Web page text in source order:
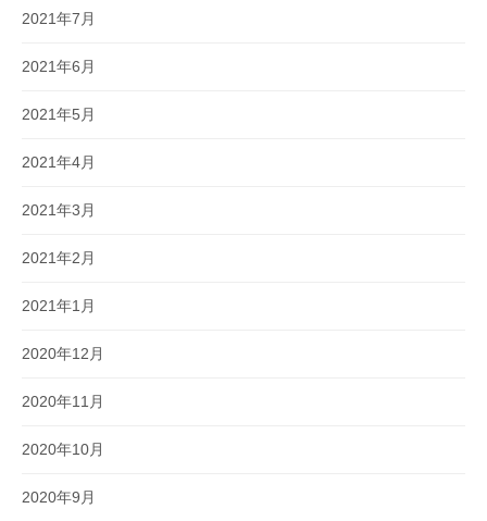
2021年7月
2021年6月
2021年5月
2021年4月
2021年3月
2021年2月
2021年1月
2020年12月
2020年11月
2020年10月
2020年9月